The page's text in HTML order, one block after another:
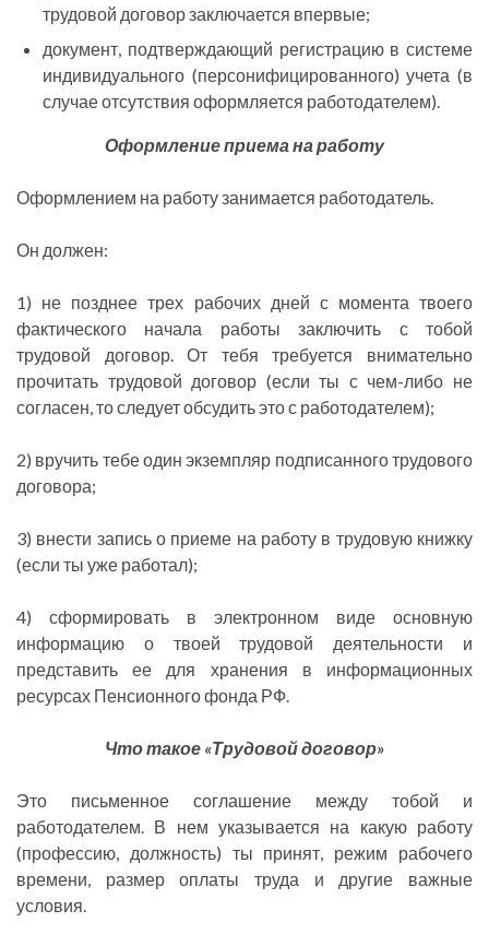
трудовой договор заключается впервые;
документ, подтверждающий регистрацию в системе
индивидуального (персонифицированного) учета (в
случае отсутствия оформляется работодателем).
Оформление приема на работу
Оформлением на работу занимается работодатель.
Он должен:
1) не позднее трех рабочих дней с момента твоего
фактического начала работы заключить с тобой
трудовой договор. От тебя требуется внимательно
прочитать трудовой договор (если ты с чем-либо не
согласен, то следует обсудить это с работодателем);
2) вручить тебе один экземпляр подписанного трудового
договора;
3) внести запись о приеме на работу в трудовую книжку
(если ты уже работал);
4) сформировать в электронном виде основную
информацию о твоей трудовой деятельности и
представить ее для хранения в информационных
ресурсах Пенсионного фонда РФ.
Что такое «Трудовой договор»
Это письменное соглашение между тобой и
работодателем. В нем указывается на какую работу
(профессию, должность) ты принят, режим рабочего
времени, размер оплаты труда и другие важные
условия.